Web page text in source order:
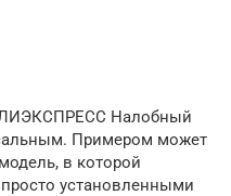
Налобный
Примером может
в которой
установленными